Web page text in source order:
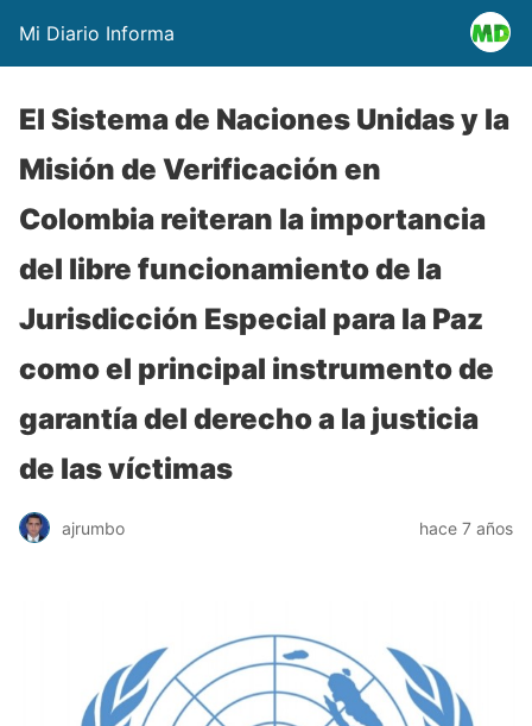
Mi Diario Informa
El Sistema de Naciones Unidas y la
Misión de Verificación en
Colombia reiteran la importancia
del libre funcionamiento de la
Jurisdicción Especial para la Paz
como el principal instrumento de
garantía del derecho a la justicia
de las víctimas
ajrumbo hace 7 años